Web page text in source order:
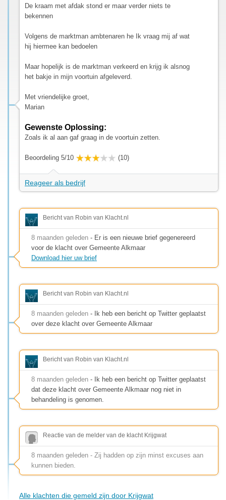
De kraam met afdak stond er maar verder niets te
bekennen
Volgens de marktman ambtenaren he Ik vraag mij af wat
hij hiermee kan bedoelen
Maar hopelijk is de marktman verkeerd en krijg ik alsnog
het bakje in mijn voortuin afgeleverd.
Met vriendelijke groet,
Marian
Gewenste Oplossing:
Zoals ik al aan gaf graag in de voortuin zetten.
Beoordeling 5/10 (10)
Reageer als bedrijf
Bericht van Robin van Klacht.nl
8 maanden geleden - Er is een nieuwe brief gegenereerd
voor de klacht over Gemeente Alkmaar
Download hier uw brief
Bericht van Robin van Klacht.nl
8 maanden geleden - Ik heb een bericht op Twitter geplaatst
over deze klacht over Gemeente Alkmaar
Bericht van Robin van Klacht.nl
8 maanden geleden - Ik heb een bericht op Twitter geplaatst
dat deze klacht over Gemeente Alkmaar nog niet in
behandeling is genomen.
Reactie van de melder van de klacht Krijgwat
8 maanden geleden - Zij hadden op zijn minst excuses aan
kunnen bieden.
Alle klachten die gemeld zijn door Krijgwat